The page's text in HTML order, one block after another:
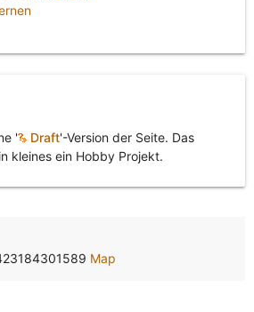
' Draft'-Version der Seite. Das
kleines ein Hobby Projekt.
Map